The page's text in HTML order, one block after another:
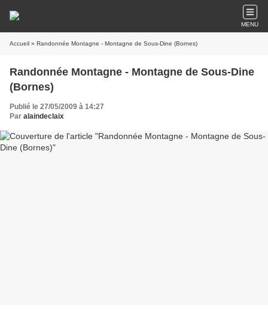
MENU
Accueil » Randonnée Montagne - Montagne de Sous-Dine (Bornes)
Randonnée Montagne - Montagne de Sous-Dine
(Bornes)
Publié le 27/05/2009 à 14:27
Par alaindeclaix